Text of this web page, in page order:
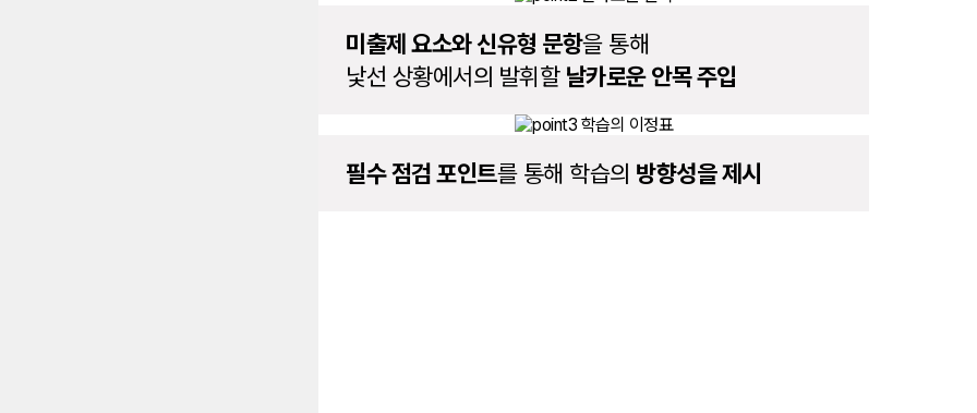
미출제 요소와 신유형 문항을 통해
낯선 상황에서의 발휘할 날카로운 안목 주입
필수 점검 포인트를 통해 학습의 방향성을 제시